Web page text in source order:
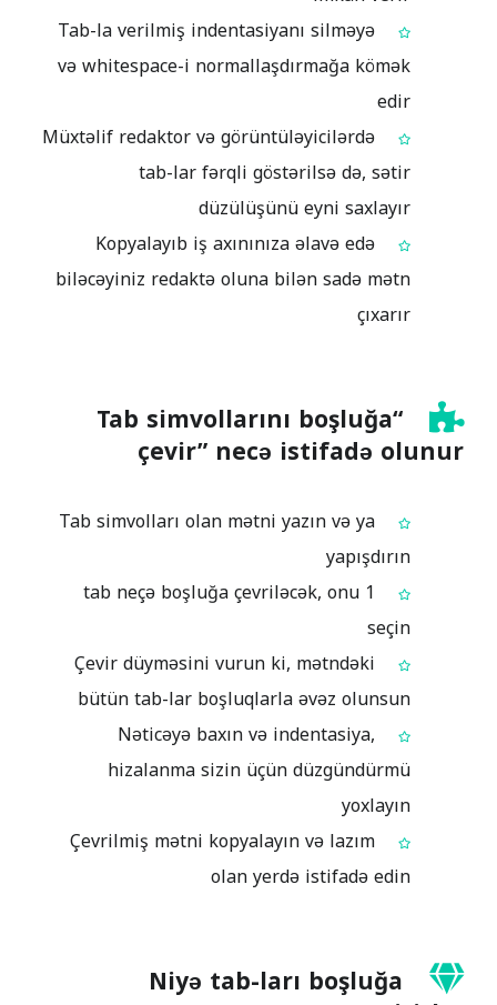
Tab-la verilmiş indentasiyanı silməyə
və whitespace-i normallaşdırmağa kömək
edir
Müxtəlif redaktor və görüntüləyicilərdə
tab-lar fərqli göstərilsə də, sətir
düzülüşünü eyni saxlayır
Kopyalayıb iş axınınıza əlavə edə
biləcəyiniz redaktə oluna bilən sadə mətn
çıxarır
“Tab simvollarını boşluğa
çevir” necə istifadə olunur
Tab simvolları olan mətni yazın və ya
yapışdırın
1 tab neçə boşluğa çevriləcək, onu
seçin
Çevir düyməsini vurun ki, mətndəki
bütün tab-lar boşluqlarla əvəz olunsun
Nəticəyə baxın və indentasiya,
hizalanma sizin üçün düzgündürmü
yoxlayın
Çevrilmiş mətni kopyalayın və lazım
olan yerdə istifadə edin
Niyə tab-ları boşluğa